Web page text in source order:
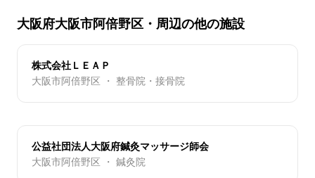
大阪府大阪市阿倍野区・周辺の他の施設
株式会社ＬＥＡＰ
大阪市阿倍野区 ・ 整骨院・接骨院
公益社団法人大阪府鍼灸マッサージ師会
大阪市阿倍野区 ・ 鍼灸院